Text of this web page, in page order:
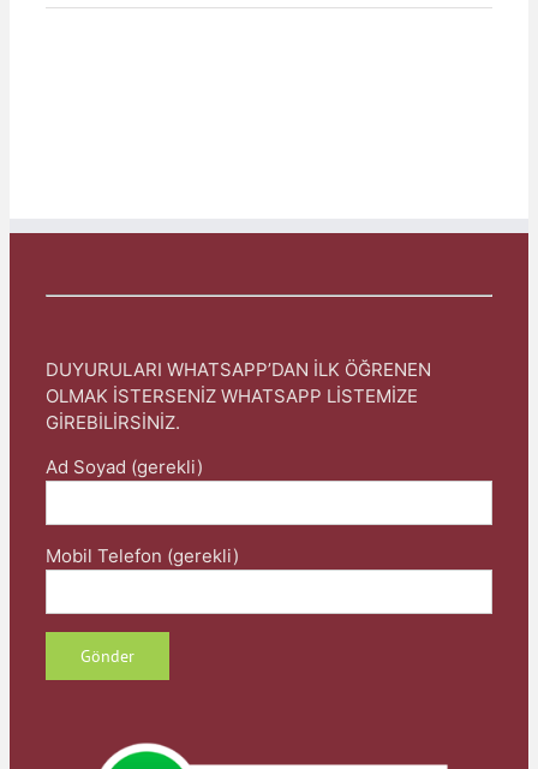
DUYURULARI WHATSAPP’DAN İLK ÖĞRENEN
OLMAK İSTERSENİZ WHATSAPP LİSTEMİZE
GİREBİLİRSİNİZ.
Ad Soyad (gerekli)
Mobil Telefon (gerekli)